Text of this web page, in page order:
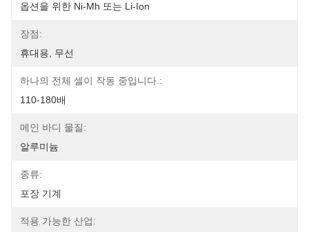
옵션을 위한 Ni-Mh 또는 Li-Ion
장점:
휴대용, 무선
하나의 전체 셀이 작동 중입니다.:
110-180배
메인 바디 물질:
알루미늄
종류:
포장 기계
적용 가능한 산업: